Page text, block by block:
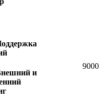
и
9000